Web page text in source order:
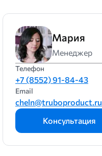
9
9.5
10
10.5
12
Мария
Менеджер
Телефон
+7 (8552) 91-84-43
Email
cheln@truboproduct.ru
Консультация